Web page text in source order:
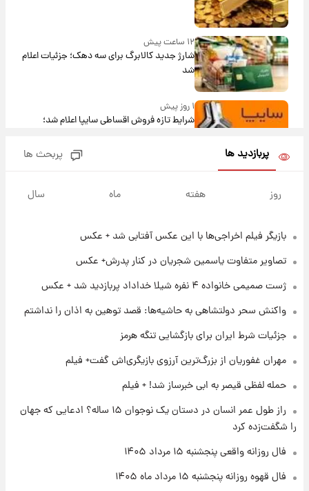
۱۲ ساعت پیش
شارژ جدید کالابرگ برای سه دهک؛ جزئیات اعلام
شد
۱ روز پیش
شرایط تازه فروش اقساطی سایپا اعلام شد؛
قیمت سکه و طلا فردا
۱۸ ساعت پیش
فال قهوه روزانه پنجشنبه ۱۵ مرداد ماه ۱۴۰۵
۲۰ ساعت پیش
فال روزانه واقعی پنجشنبه ۱۵ مرداد ۱۴۰۵
+ جدول
پربازدید ها پربحث ها
روز هفته ماه سال
بازیگر فیلم اخراجی‌ها با این عکس آفتابی شد + عکس
تصاویر متفاوت یاسمین شجریان در کنار پدرش+ عکس
ژست صمیمی خانواده ۴ نفره شیلا خداداد پربازدید شد + عکس
واکنش سحر دولتشاهی به حاشیه‌ها: قصد توهین به اذان را نداشتم
جزئیات شرط ایران برای بازگشایی تنگه هرمز
مهران غفوریان از بزرگ‌ترین آرزوی بازیگری‌اش گفت+ فیلم
حمله لفظی قیصر به ابی خبرساز شد! + فیلم
راز طول عمر انسان در دستان یک نوجوان ۱۵ ساله؟ ادعایی که جهان
را شگفت‌زده کرد
فال روزانه واقعی پنجشنبه ۱۵ مرداد ۱۴۰۵
فال قهوه روزانه پنجشنبه ۱۵ مرداد ماه ۱۴۰۵